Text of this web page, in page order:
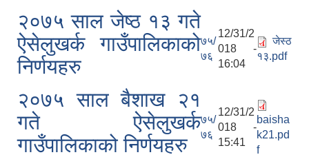
२०७५ साल जेष्ठ १३ गते
ऐसेलुखर्क गाउँपालिकाको
निर्णयहरु
७५/
७६
12/31/2
018 -
16:04
जेस्ठ
१३.pdf
२०७५ साल बैशाख २१
गते ऐसेलुखर्क
गाउँपालिकाको निर्णयहरु
७५/
७६
12/31/2
018 -
15:41
baisha
k21.pd
f